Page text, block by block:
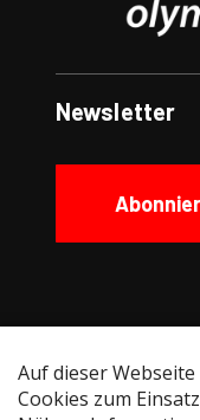
Newsletter
Instagram